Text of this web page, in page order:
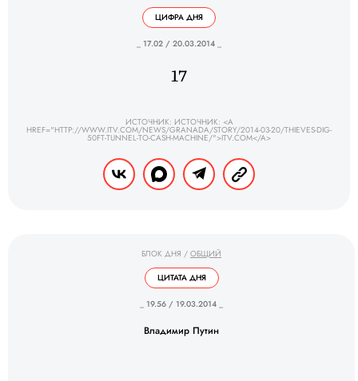
ЦИФРА ДНЯ
_ 17.02 / 20.03.2014 _
17
ИСТОЧНИК: ИСТОЧНИК: <A
HREF="HTTP://WWW.ITV.COM/NEWS/GRANADA/STORY/2014-03-20/THIEVES-DIG-
50FT-TUNNEL-TO-CASH-MACHINE/">ITV.COM</A>
БЛОК ДНЯ / ОБЩИЙ
ЦИТАТА ДНЯ
_ 19.56 / 19.03.2014 _
Владимир Путин